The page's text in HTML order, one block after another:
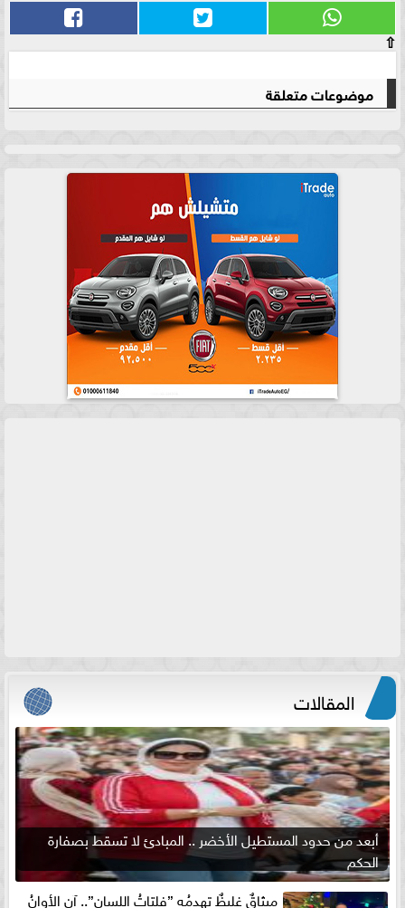
⇧
موضوعات متعلقة
المقالات
أبعد من حدود المستطيل الأخضر .. المبادئ لا تسقط بصفارة
الحكم
ميثاقٌ غليظٌ تهدمُه ”فلتاتُ اللسان”.. آن الأوانُ